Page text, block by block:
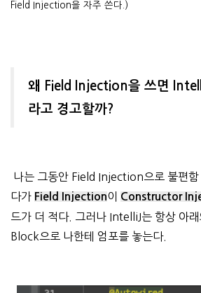
Field Injection을 자주 쓴다.)
왜 Field Injection을 쓰면
라고 경고할까?
나는 그동안 Field Injection으로 불편함
다가 Field Injection이 Constructor
드가 더 적다. 그러나 IntelliJ는 항상 아
Block으로 나한테 엄포를 놓는다.